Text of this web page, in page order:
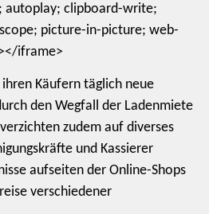
autoplay; clipboard-write;
picture-in-picture; web-
iframe>
Käufern täglich neue
den Wegfall der Ladenmiete
zudem auf diverses
und Kassierer
aufseiten der Online-Shops
verschiedener